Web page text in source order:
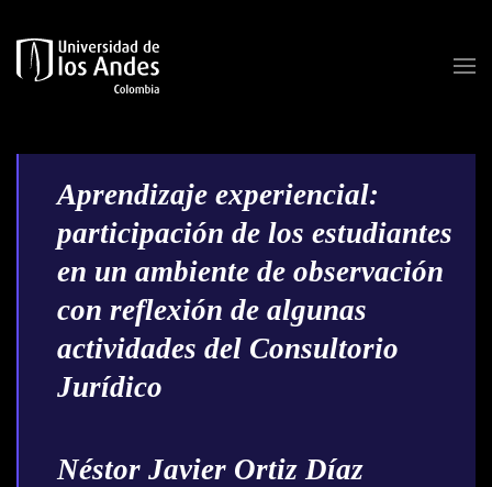
Skip to main content
Aprendizaje experiencial:
participación de los estudiantes
en un ambiente de observación
con reflexión de algunas
actividades del Consultorio
Jurídico
Néstor Javier Ortiz Díaz